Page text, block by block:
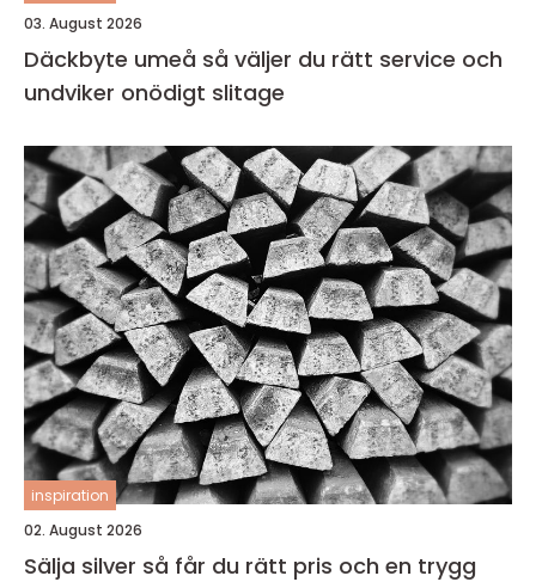
03. August 2026
Däckbyte umeå så väljer du rätt service och
undviker onödigt slitage
inspiration
02. August 2026
Sälja silver så får du rätt pris och en trygg